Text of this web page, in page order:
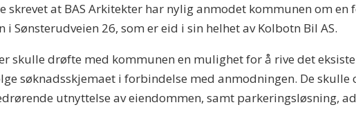
skrevet at BAS Arkitekter har nylig anmodet kommunen om
Sønsterudveien 26, som er eid i sin helhet av Kolbotn Bil AS.
skulle drøfte med kommunen en mulighet for å rive det
søknadsskjemaet i forbindelse med anmodningen. De skulle
utnyttelse av eiendommen, samt parkeringsløsning,